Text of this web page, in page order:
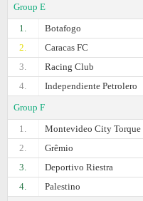
Group E
1.
Botafogo
2.
Caracas FC
3.
Racing Club
4.
Independiente Petrolero
Group F
1.
Montevideo City Torque
2.
Grêmio
3.
Deportivo Riestra
4.
Palestino